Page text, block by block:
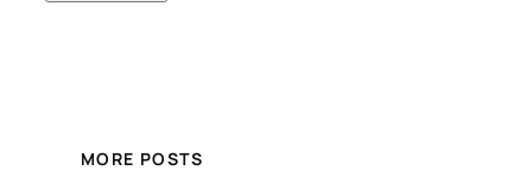
MORE POSTS